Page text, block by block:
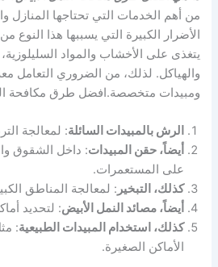
من أهم الخدمات التي تحتاجها المنازل
الأضرار الكبيرة التي يسببها هذا النوع
يتغذى على الأخشاب والمواد
والهياكل. لذلك، من الضروري التعامل
ومبيدات متخصصة.افضل طرق مكافحة
الرش بالمبيدات السائلة: لمعالجة
أيضاً، حقن المبيدات: داخل الشقوق
على المستعمرات.
كذلك، التبخير : لمعالجة المناطق
أيضاً، مصائد النمل الأبيض: لتحديد
كذلك، استخدام المبيدات الطبيعية:
الأماكن الصغيرة.